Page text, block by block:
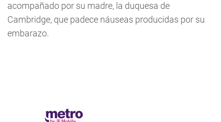
acompañado por su madre, la duquesa de
Cambridge, que padece náuseas producidas por su
embarazo.